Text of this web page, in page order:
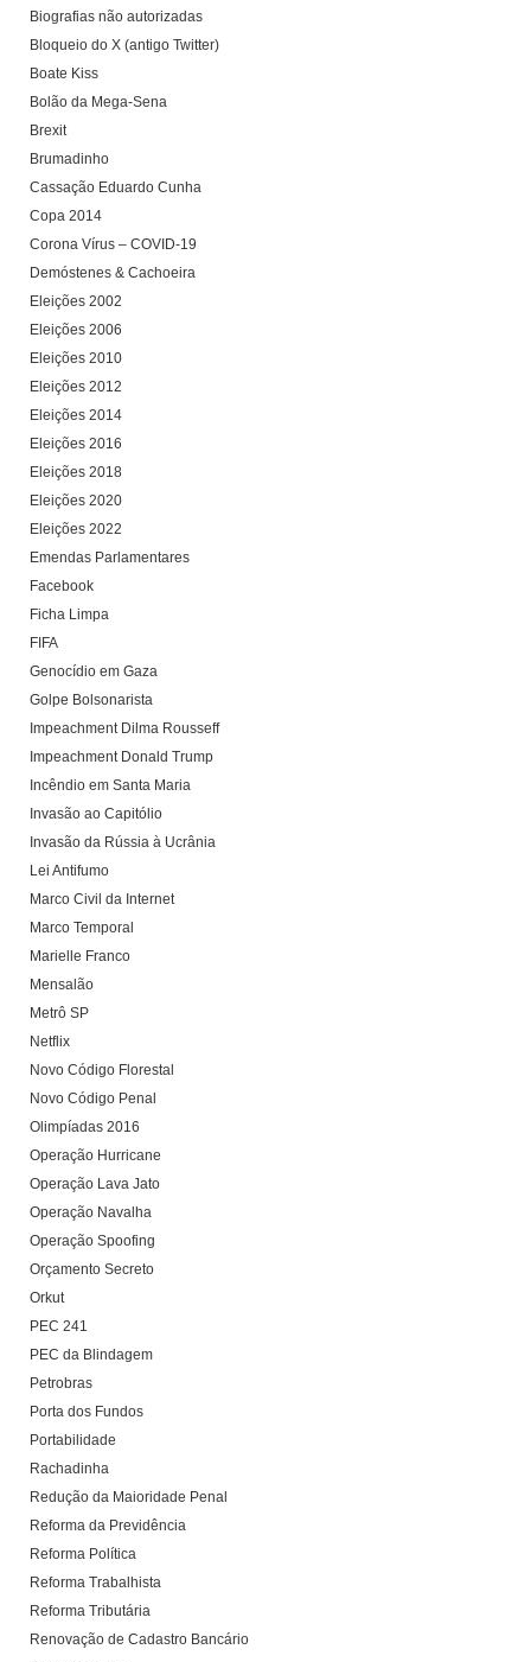
Biografias não autorizadas
Bloqueio do X (antigo Twitter)
Boate Kiss
Bolão da Mega-Sena
Brexit
Brumadinho
Cassação Eduardo Cunha
Copa 2014
Corona Vírus – COVID-19
Demóstenes & Cachoeira
Eleições 2002
Eleições 2006
Eleições 2010
Eleições 2012
Eleições 2014
Eleições 2016
Eleições 2018
Eleições 2020
Eleições 2022
Emendas Parlamentares
Facebook
Ficha Limpa
FIFA
Genocídio em Gaza
Golpe Bolsonarista
Impeachment Dilma Rousseff
Impeachment Donald Trump
Incêndio em Santa Maria
Invasão ao Capitólio
Invasão da Rússia à Ucrânia
Lei Antifumo
Marco Civil da Internet
Marco Temporal
Marielle Franco
Mensalão
Metrô SP
Netflix
Novo Código Florestal
Novo Código Penal
Olimpíadas 2016
Operação Hurricane
Operação Lava Jato
Operação Navalha
Operação Spoofing
Orçamento Secreto
Orkut
PEC 241
PEC da Blindagem
Petrobras
Porta dos Fundos
Portabilidade
Rachadinha
Redução da Maioridade Penal
Reforma da Previdência
Reforma Política
Reforma Trabalhista
Reforma Tributária
Renovação de Cadastro Bancário